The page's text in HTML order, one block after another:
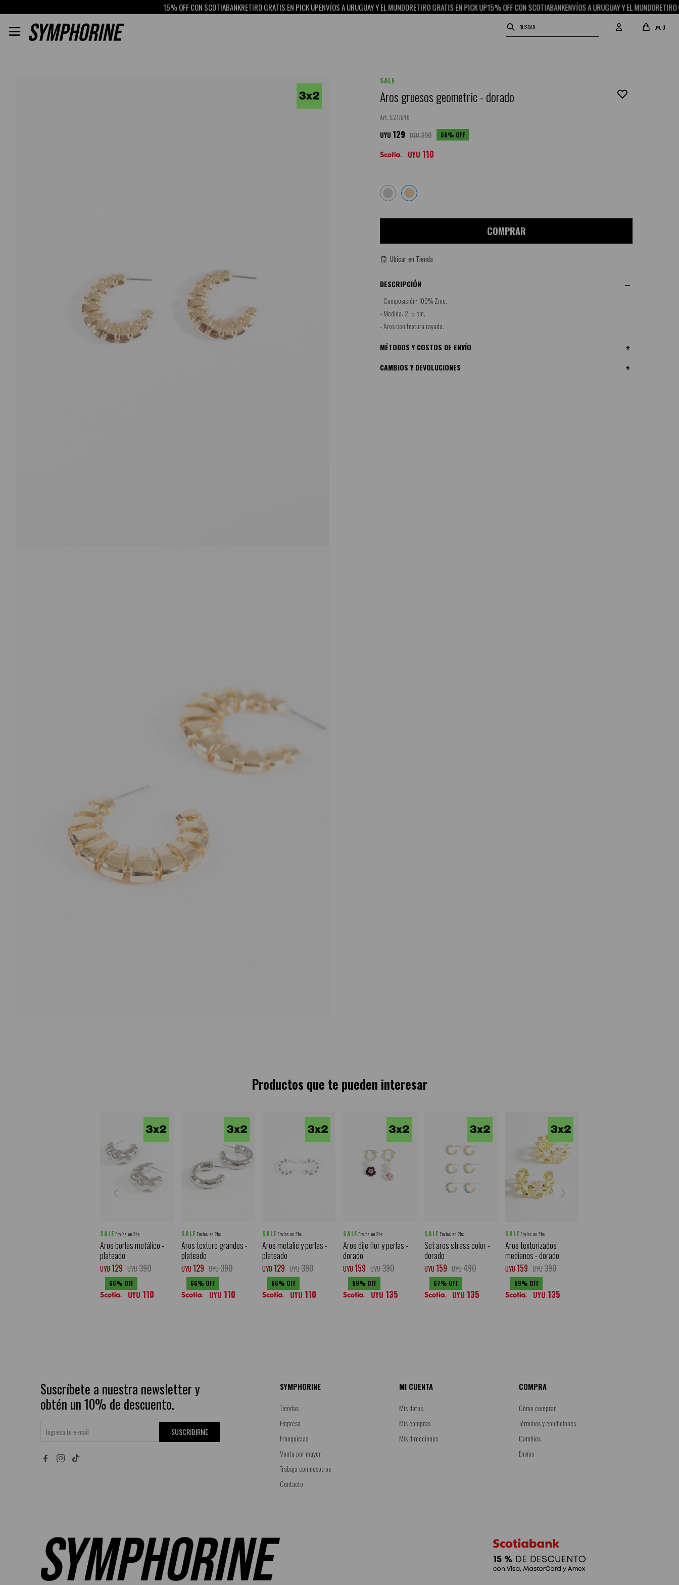
15% OFF CON SCOTIABANKRETIRO GRATIS EN PICK UPENVÍOS A URUGUAY Y EL MUNDORETIRO GRATIS EN PICK UP15% OFF CON SCOTIABANKENVÍOS A URUGUAY Y EL MUNDORETIRO
UYU0

SALE
Aros gruesos geometric - dorado
S21JE48
UYU 129 UYU390 66
UYU 110
COMPRAR
Ubicar en Tienda
DESCRIPCIÓN
- Composición: 100% Zinc.
- Medida: 2, 5 cm.
- Aros con textura rayada.
MÉTODOS Y COSTOS DE ENVÍO
CAMBIOS Y DEVOLUCIONES
Productos que te pueden interesar
SALE Envíos en 2hs
Aros borlas metálico -
plateado
UYU 129 UYU390
66
UYU 110
SALE Envíos en 2hs
Aros texture grandes -
plateado
UYU 129 UYU390
66
UYU 110
SALE Envíos en 2hs
Aros metalic y perlas -
plateado
UYU 129 UYU390
66
UYU 110
SALE Envíos en 2hs
Aros dije flor y perlas -
dorado
UYU 159 UYU390
59
UYU 135
SALE Envíos en 2hs
Set aros strass color -
dorado
UYU 159 UYU490
67
UYU 135
SALE Envíos en 2hs
Aros texturizados
medianos - dorado
UYU 159 UYU390
59
UYU 135
Suscríbete a nuestra newsletter y
obtén un 10% de descuento.
SUSCRIBIRME
 
SYMPHORINE
Tiendas
Empresa
Franquicias
Venta por mayor
Trabaja con nosotros
Contacto
MI CUENTA
Mis datos
Mis compras
Mis direcciones
COMPRA
Cómo comprar
Términos y condiciones
Cambios
Envíos